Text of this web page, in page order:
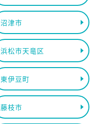
沼津市
浜松市天竜区
東伊豆町
藤枝市